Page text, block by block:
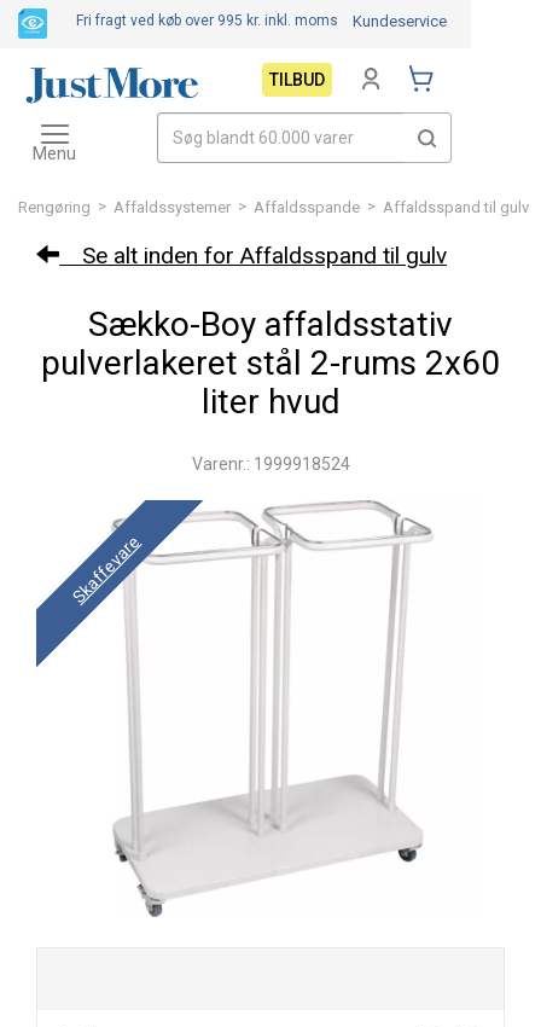
Rengøring > Affaldssystemer > Affaldsspande > Affaldsspand til gulv
Se alt inden for Affaldsspand til gulv
Sækko-Boy affaldsstativ
pulverlakeret stål 2-rums 2x60
liter hvud
Varenr.: 1999918524
Skaffevare
Fri fragt ved køb over 995 kr. inkl. moms Kundeservice
TILBUD
Toggle
navigation
Menu